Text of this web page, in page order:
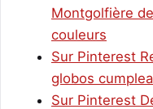
Montgolfière
couleurs
Sur Pinterest
globos
Sur Pinterest